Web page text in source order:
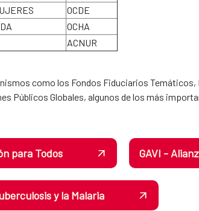
OCDE
OCHA
ACNUR
como los Fondos Fiduciarios
Públicos Globales, algunos de los más
para Todos GAVI -
y la Malaria